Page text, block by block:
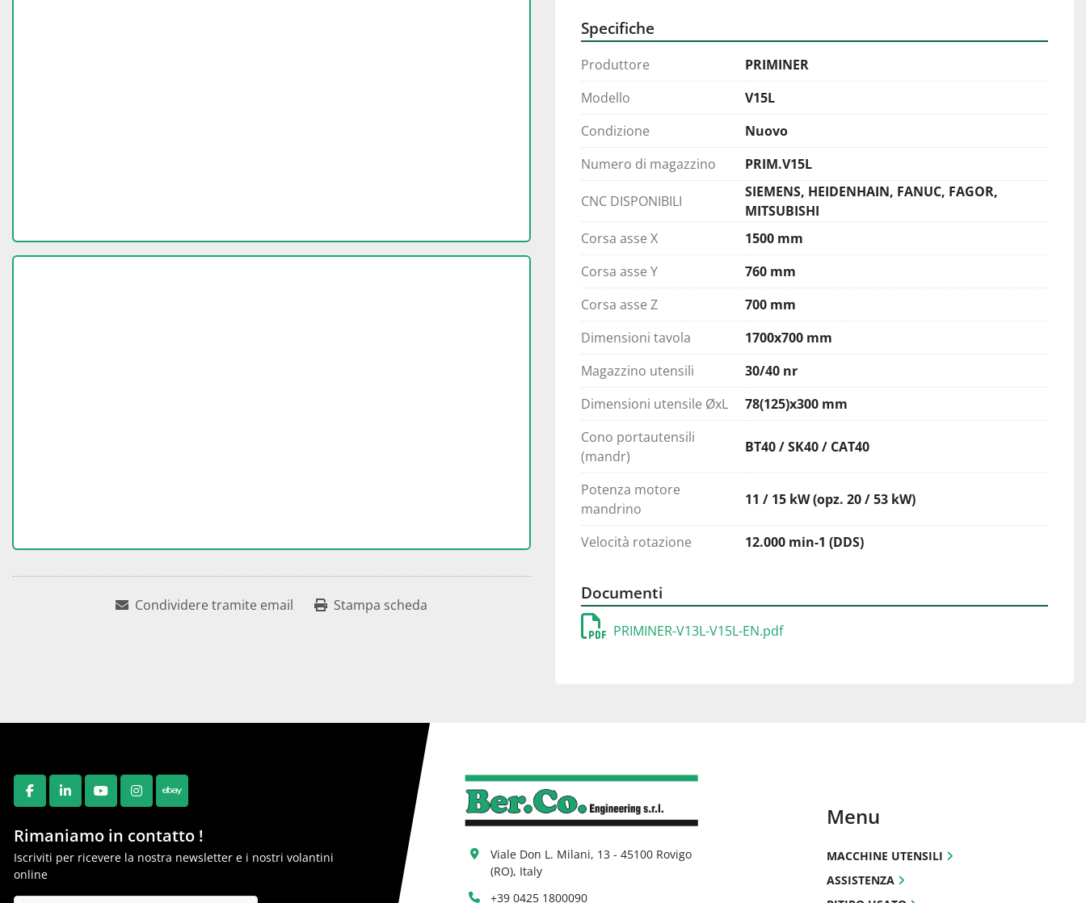
Condividere tramite email Stampa scheda
> Le viti a ricircolo di sfere C3 garantiscono la massima precisione e durata.
termica.
Specifiche
Produttore
PRIMINER
Modello
V15L
Condizione
Nuovo
Numero di magazzino
PRIM.V15L
CNC DISPONIBILI
SIEMENS, HEIDENHAIN, FANUC, FAGOR,
MITSUBISHI
Corsa asse X
1500 mm
Corsa asse Y
760 mm
Corsa asse Z
700 mm
Dimensioni tavola
1700x700 mm
Magazzino utensili
30/40 nr
Dimensioni utensile ØxL
78(125)x300 mm
Cono portautensili
(mandr)
BT40 / SK40 / CAT40
Potenza motore
mandrino
11 / 15 kW (opz. 20 / 53 kW)
Velocità rotazione 12.000 min-1 (DDS)
Documenti
PRIMINER-V13L-V15L-EN.pdf
FACEBOOK
LINKEDINYOUTUBEINSTAGRAM
EBAY
Rimaniamo in contatto !
Iscriviti per ricevere la nostra newsletter e i nostri volantini
online
Viale Don L. Milani, 13 - 45100 Rovigo
(RO), Italy
+39 0425 1800090
Menu
MACCHINE UTENSILI
ASSISTENZA